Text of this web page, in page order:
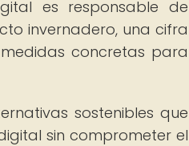
es responsable de
invernadero, una cifra
concretas para
sostenibles que
sin comprometer el